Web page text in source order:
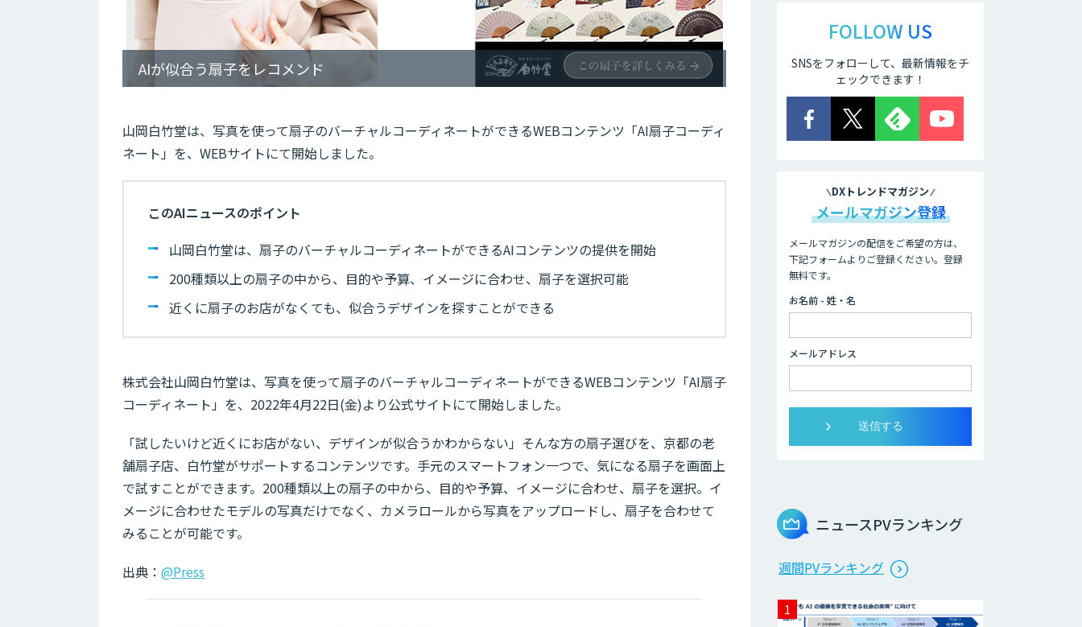
AIが似合う扇子をレコメンド
山岡白竹堂は、写真を使って扇子のバーチャルコーディネートができるWEBコンテンツ「AI扇子コーディ
ネート」を、WEBサイトにて開始しました。
このAIニュースのポイント
山岡白竹堂は、扇子のバーチャルコーディネートができるAIコンテンツの提供を開始
200種類以上の扇子の中から、目的や予算、イメージに合わせ、扇子を選択可能
近くに扇子のお店がなくても、似合うデザインを探すことができる
株式会社山岡白竹堂は、写真を使って扇子のバーチャルコーディネートができるWEBコンテンツ「AI扇子
コーディネート」を、2022年4月22日(金)より公式サイトにて開始しました。
「試したいけど近くにお店がない、デザインが似合うかわからない」そんな方の扇子選びを、京都の老
舗扇子店、白竹堂がサポートするコンテンツです。手元のスマートフォン一つで、気になる扇子を画面上
で試すことができます。200種類以上の扇子の中から、目的や予算、イメージに合わせ、扇子を選択。イ
メージに合わせたモデルの写真だけでなく、カメラロールから写真をアップロードし、扇子を合わせて
みることが可能です。
出典： @Press
FOLLOW US
SNSをフォローして、最新情報をチ
ェックできます！
DXトレンドマガジン
メールマガジン登録
メールマガジンの配信をご希望の方は、
下記フォームよりご登録ください。登録
無料です。
お名前 - 姓・名
メールアドレス
ニュースPVランキング
週間PVランキング